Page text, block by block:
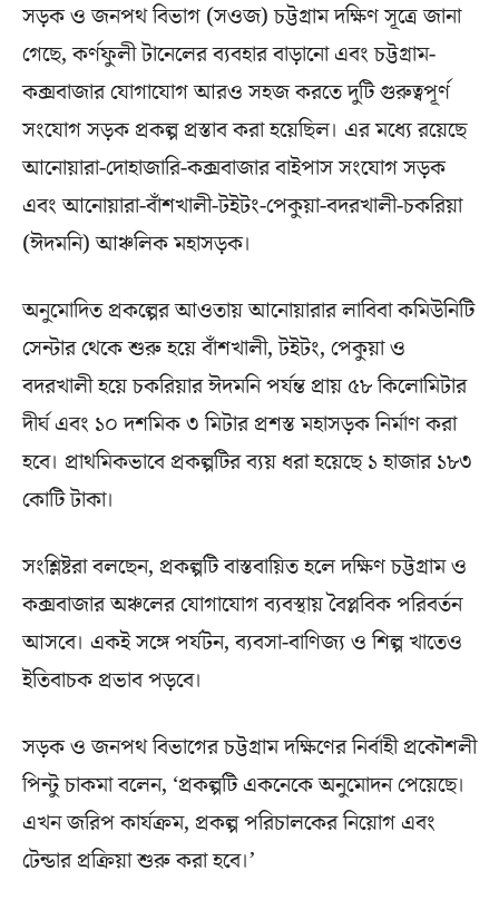
সড়ক ও জনপথ বিভাগ (সওজ) চট্টগ্রাম দক্ষিণ সূত্রে জানা
গেছে, কর্ণফুলী টানেলের ব্যবহার বাড়ানো এবং চট্টগ্রাম-
কক্সবাজার যোগাযোগ আরও সহজ করতে দুটি গুরুত্বপূর্ণ
সংযোগ সড়ক প্রকল্প প্রস্তাব করা হয়েছিল। এর মধ্যে রয়েছে
আনোয়ারা-দোহাজারি-কক্সবাজার বাইপাস সংযোগ সড়ক
এবং আনোয়ারা-বাঁশখালী-টইটং-পেকুয়া-বদরখালী-চকরিয়া
(ঈদমনি) আঞ্চলিক মহাসড়ক।
অনুমোদিত প্রকল্পের আওতায় আনোয়ারার লাবিবা কমিউনিটি
সেন্টার থেকে শুরু হয়ে বাঁশখালী, টইটং, পেকুয়া ও
বদরখালী হয়ে চকরিয়ার ঈদমনি পর্যন্ত প্রায় ৫৮ কিলোমিটার
দীর্ঘ এবং ১০ দশমিক ৩ মিটার প্রশস্ত মহাসড়ক নির্মাণ করা
হবে। প্রাথমিকভাবে প্রকল্পটির ব্যয় ধরা হয়েছে ১ হাজার ১৮৩
কোটি টাকা।
সংশ্লিষ্টরা বলছেন, প্রকল্পটি বাস্তবায়িত হলে দক্ষিণ চট্টগ্রাম ও
কক্সবাজার অঞ্চলের যোগাযোগ ব্যবস্থায় বৈপ্লবিক পরিবর্তন
আসবে। একই সঙ্গে পর্যটন, ব্যবসা-বাণিজ্য ও শিল্প খাতেও
ইতিবাচক প্রভাব পড়বে।
সড়ক ও জনপথ বিভাগের চট্টগ্রাম দক্ষিণের নির্বাহী প্রকৌশলী
পিন্টু চাকমা বলেন, ‘প্রকল্পটি একনেকে অনুমোদন পেয়েছে।
এখন জরিপ কার্যক্রম, প্রকল্প পরিচালকের নিয়োগ এবং
টেন্ডার প্রক্রিয়া শুরু করা হবে।’